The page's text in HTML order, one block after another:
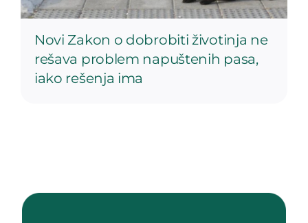
Novi Zakon o dobrobiti životinja ne
rešava problem napuštenih pasa,
iako rešenja ima